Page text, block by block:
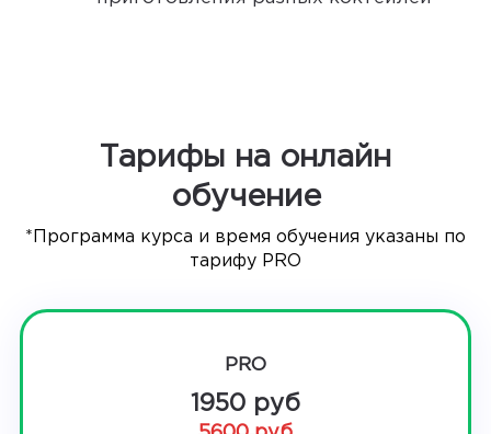
Тарифы на онлайн
обучение
*Программа курса и время обучения указаны по
тарифу PRO
PRO
1950 руб